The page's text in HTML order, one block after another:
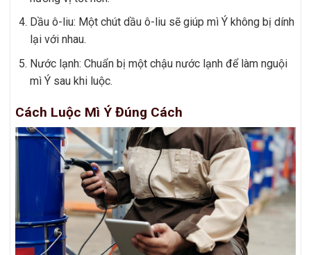
Dầu ô-liu: Một chút dầu ô-liu sẽ giúp mì Ý không bị dính
lại với nhau.
Nước lạnh: Chuẩn bị một chậu nước lạnh để làm nguội
mì Ý sau khi luộc.
Cách Luộc Mì Ý Đúng Cách